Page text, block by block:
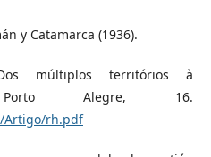
y Catamarca (1936).
múltiplos territórios à
Porto Alegre, 16.
Artigo/rh.pdf